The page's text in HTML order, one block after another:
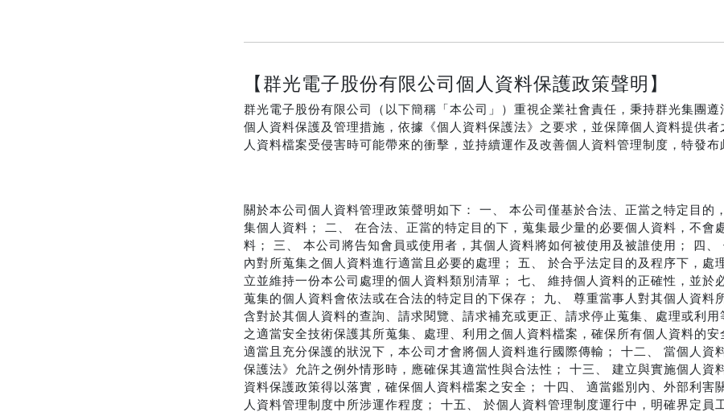
【群光電子股份有限公司個人資料保護政策聲明】
群光電子股份有限公司（以下簡稱「本公司」）重視企業社會責任，秉持群光集團
個人資料保護及管理措施，依據《個人資料保護法》之要求，並保障個人資料提供
人資料檔案受侵害時可能帶來的衝擊，並持續運作及改善個人資料管理制度，特發布
關於本公司個人資料管理政策聲明如下： 一、 本公司僅基於合法、正當之特定目的
集個人資料； 二、 在合法、正當的特定目的下，蒐集最少量的必要個人資料，不會
料； 三、 本公司將告知會員或使用者，其個人資料將如何被使用及被誰使用； 四、
內對所蒐集之個人資料進行適當且必要的處理； 五、 於合乎法定目的及程序下，處
立並維持一份本公司處理的個人資料類別清單； 七、 維持個人資料的正確性，並於
蒐集的個人資料會依法或在合法的特定目的下保存； 九、 尊重當事人對其個人資料
含對於其個人資料的查詢、請求閱覽、請求補充或更正、請求停止蒐集、處理或利
之適當安全技術保護其所蒐集、處理、利用之個人資料檔案，確保所有個人資料的
適當且充分保護的狀況下，本公司才會將個人資料進行國際傳輸； 十二、 當個人資
保護法》允許之例外情形時，應確保其適當性與合法性； 十三、 建立與實施個人資
資料保護政策得以落實，確保個人資料檔案之安全； 十四、 適當鑑別內、外部利害
人資料管理制度中所涉運作程度； 十五、 於個人資料管理制度運行中，明確界定員